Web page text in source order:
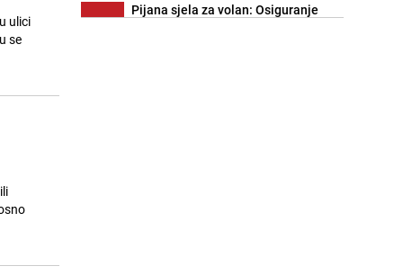
ulici
se
7
Pijana sjela za volan: Osiguranje